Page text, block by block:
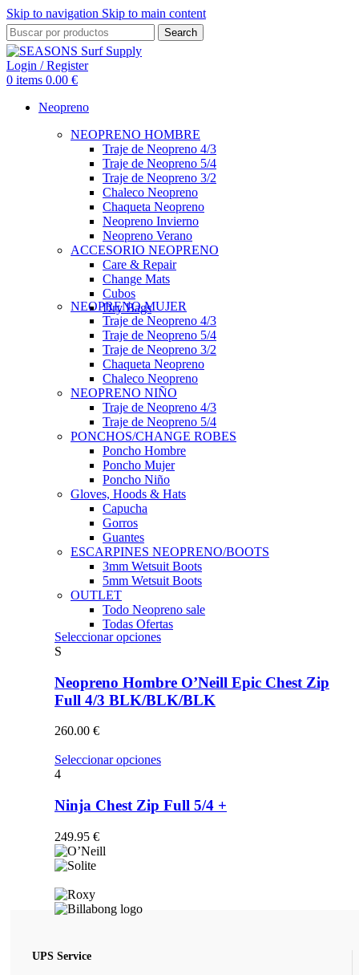
Skip to navigation Skip to main content
Search
Login / Register
0 items 0.00 €
Neopreno
NEOPRENO HOMBRE
Traje de Neopreno 4/3
Traje de Neopreno 5/4
Traje de Neopreno 3/2
Chaleco Neopreno
Chaqueta Neopreno
Neopreno Invierno
Neopreno Verano
ACCESORIO NEOPRENO
Care & Repair
Change Mats
Cubos
Dry Bags
NEOPRENO MUJER
Traje de Neopreno 4/3
Traje de Neopreno 5/4
Traje de Neopreno 3/2
Chaqueta Neopreno
Chaleco Neopreno
NEOPRENO NIÑO
Traje de Neopreno 4/3
Traje de Neopreno 5/4
PONCHOS/CHANGE ROBES
Poncho Hombre
Poncho Mujer
Poncho Niño
Gloves, Hoods & Hats
Capucha
Gorros
Guantes
ESCARPINES NEOPRENO/BOOTS
3mm Wetsuit Boots
5mm Wetsuit Boots
OUTLET
Todo Neopreno sale
Todas Ofertas
Seleccionar opcionesEste
múltiples
variantes.
Las
elegir
página
S
Neopreno Hombre O’Neill Epic Chest Zip
Full 4/3 BLK/BLK/BLK
260.00 €
Seleccionar opcionesEste
múltiples
variantes.
4
Ninja Chest Zip Full 5/4 +
249.95 €
UPS Service